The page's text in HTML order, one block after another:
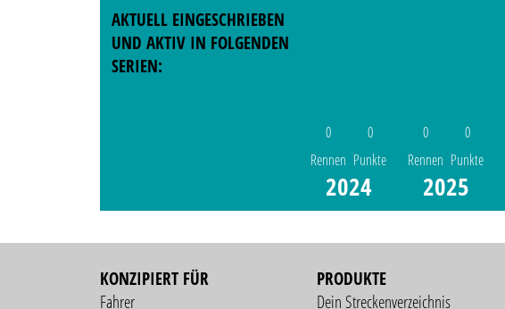
AKTUELL EINGESCHRIEBEN
UND AKTIV IN FOLGENDEN
SERIEN:
0
Rennen
0
Punkte
2024
0
Rennen
0
Punkte
2025
KONZIPIERT FÜR
Fahrer
PRODUKTE
Dein Streckenverzeichnis